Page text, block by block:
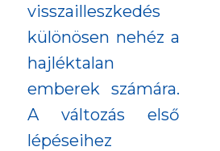
visszailleszkedés
különösen nehéz a
hajléktalan
emberek számára.
A változás első
lépéseihez